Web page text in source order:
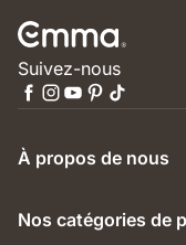
Suivez-nous
À propos de nous
Nos catégories de